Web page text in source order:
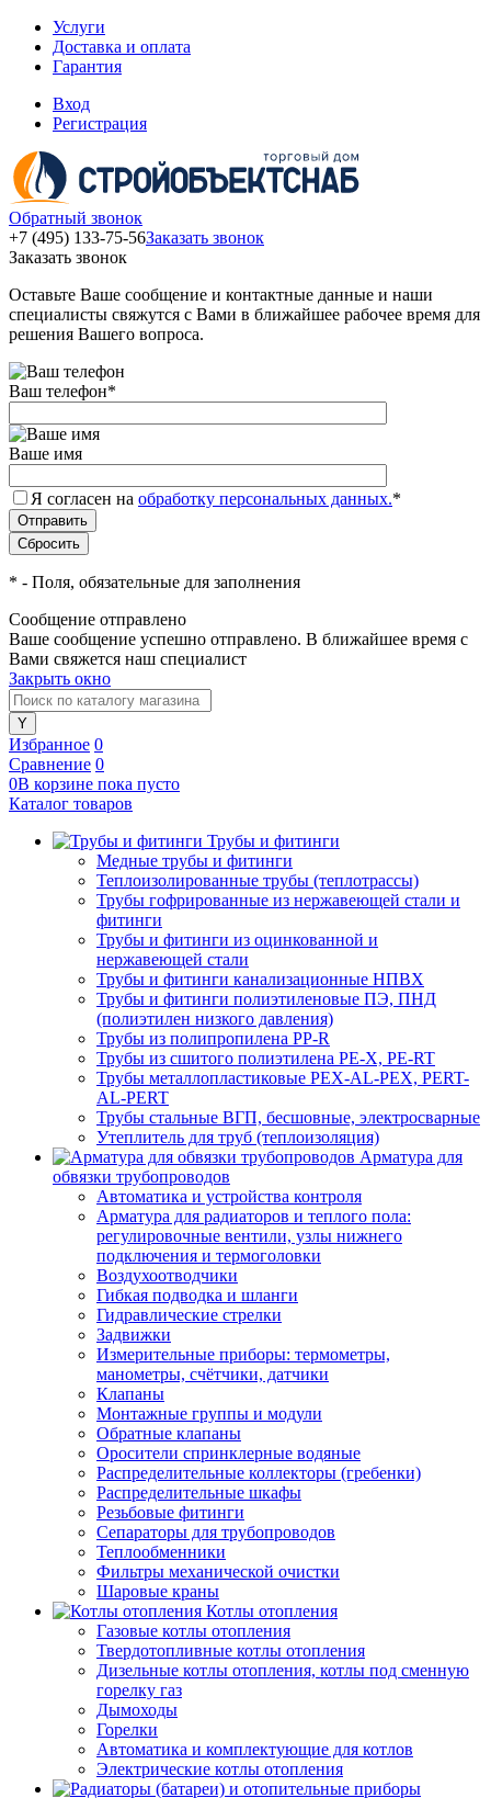
Услуги
Доставка и оплата
Гарантия
Вход
Регистрация
Обратный звонок
+7 (495) 133-75-56Заказать звонок
Заказать звонок
Оставьте Ваше сообщение и контактные данные и наши
специалисты свяжутся с Вами в ближайшее рабочее время для
решения Вашего вопроса.
Ваш телефон*
Ваше имя
Я согласен на обработку персональных данных.*
* - Поля, обязательные для заполнения
Сообщение отправлено
Ваше сообщение успешно отправлено. В ближайшее время с
Вами свяжется наш специалист
Закрыть окно
Избранное 0
Сравнение 0
0В корзине пока пусто
Каталог товаров
Трубы и фитинги
Медные трубы и фитинги
Теплоизолированные трубы (теплотрассы)
Трубы гофрированные из нержавеющей стали и
фитинги
Трубы и фитинги из оцинкованной и
нержавеющей стали
Трубы и фитинги канализационные НПВХ
Трубы и фитинги полиэтиленовые ПЭ, ПНД
(полиэтилен низкого давления)
Трубы из полипропилена PP-R
Трубы из сшитого полиэтилена PE-X, PE-RT
Трубы металлопластиковые PEX-AL-PEX, PERT-
AL-PERT
Трубы стальные ВГП, бесшовные, электросварные
Утеплитель для труб (теплоизоляция)
Арматура для
обвязки трубопроводов
Автоматика и устройства контроля
Арматура для радиаторов и теплого пола:
регулировочные вентили, узлы нижнего
подключения и термоголовки
Воздухоотводчики
Гибкая подводка и шланги
Гидравлические стрелки
Задвижки
Измерительные приборы: термометры,
манометры, счётчики, датчики
Клапаны
Монтажные группы и модули
Обратные клапаны
Оросители спринклерные водяные
Распределительные коллекторы (гребенки)
Распределительные шкафы
Резьбовые фитинги
Сепараторы для трубопроводов
Теплообменники
Фильтры механической очистки
Шаровые краны
Котлы отопления
Газовые котлы отопления
Твердотопливные котлы отопления
Дизельные котлы отопления, котлы под сменную
горелку газ
Дымоходы
Горелки
Автоматика и комплектующие для котлов
Электрические котлы отопления